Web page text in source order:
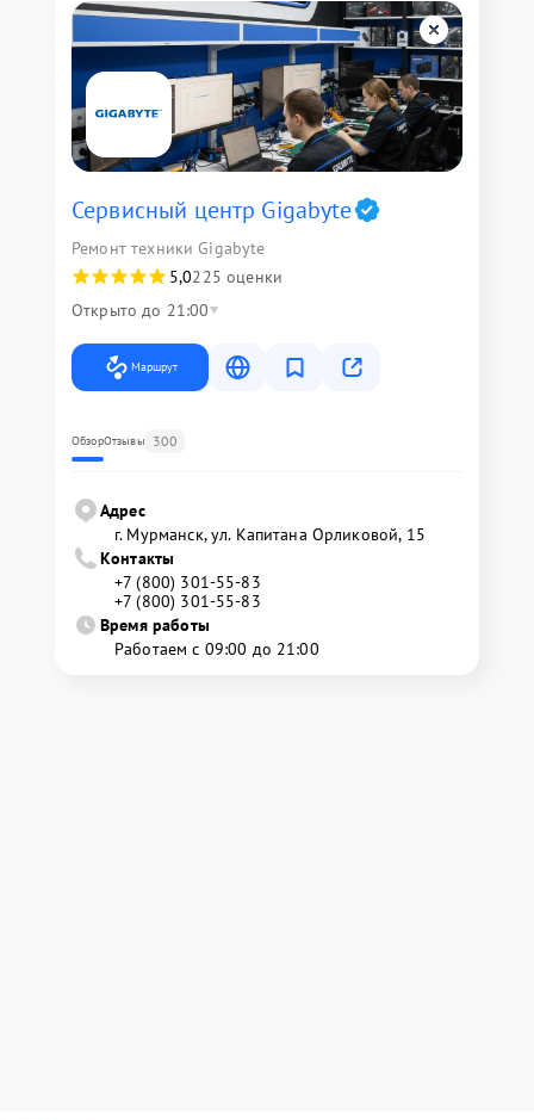
Сервисный центр Gigabyte
Ремонт техники Gigabyte
5,0225 оценки
Открыто до 21:00
Маршрут
ОбзорОтзывы 300
Адрес
г. Мурманск, ул. Капитана Орликовой, 15
Контакты
+7 (800) 301-55-83
+7 (800) 301-55-83
Время работы
Работаем с 09:00 до 21:00